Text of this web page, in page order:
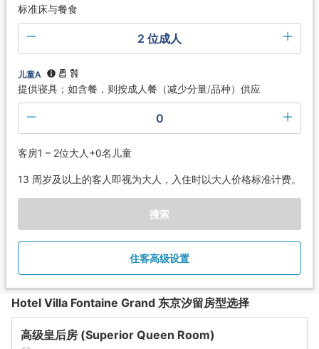
标准床与餐食
2 位成人
儿童A
提供寝具；如含餐，则按成人餐（减少分量/品种）供应
0
客房1 – 2位大人+0名儿童
13 周岁及以上的客人即视为大人，入住时以大人价格标准计费。
搜索
住客高级设置
Hotel Villa Fontaine Grand 东京汐留房型选择
高级皇后房 (Superior Queen Room)